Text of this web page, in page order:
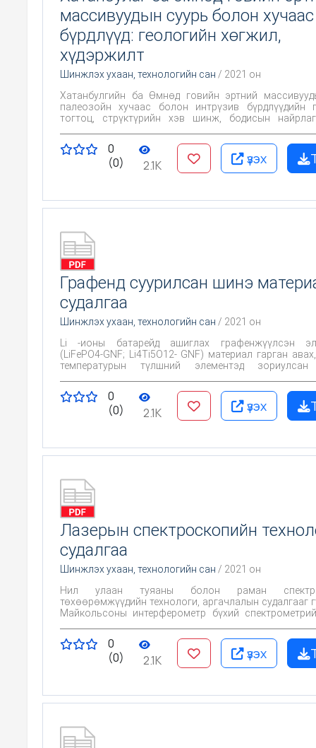
массивуудын суурь болон хучаас
бүрдлүүд: геологийн хөгжил,
хүдэржилт
Шинжлэх ухаан, технологийн сан / 2021 он
Хатанбулгийн ба Өмнөд говийн эртний
палеозойн хучаас болон интрүзив бүрдлүүдийн
тогтоц, стрүктүрийн хэв шинж, бодисын
геодинамик хөгжлийн загварыг боловсруулах,
бүрдлүүдтэй холбоотой хүдэржилтийн төрөл,
0
(0)
2.1K үзэх
Графенд суурилсан шинэ
судалгаа
Шинжлэх ухаан, технологийн сан / 2021 он
Li -ионы батарейд ашиглах графенжүүлсэн
(LiFePO4-GNF; Li4Ti5O12- GNF) материал гарган
температурын түлшний элементэд зориулсан
тавьсан болно.
0
(0)
2.1K үзэх
Лазерын спектроскопийн
судалгаа
Шинжлэх ухаан, технологийн сан / 2021 он
Нил улаан туяаны болон раман
төхөөрөмжүүдийн технологи, аргачлалын судалгааг
Майкольсоны интерферометр бүхий
0
(0)
2.1K үзэх